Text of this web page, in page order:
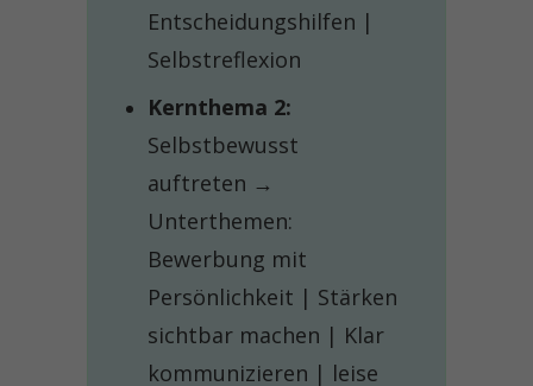
Entscheidungshilfen |
Selbstreflexion
Kernthema 2:
Selbstbewusst
auftreten →
Unterthemen:
Bewerbung mit
Persönlichkeit | Stärken
sichtbar machen | Klar
kommunizieren | leise